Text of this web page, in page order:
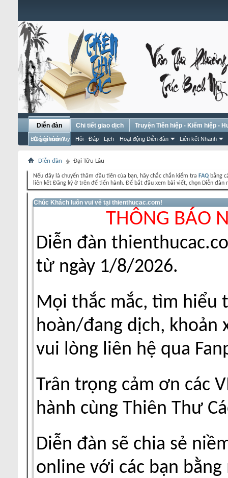
Diễn đàn
Bài gửi hôm nay Hỏi - Đáp Lịch Hoạt động Diễn đàn Liên kết Nhanh
Chi tiết giao dịch
Truyện Tiên hiệp - Kiếm hiệp -
Có gì mới?
Diễn đàn Đại Tửu Lâu
Nếu đây là chuyến thăm đầu tiên của bạn, hãy chắc chắn kiểm tra FAQ bằng
liên kết Đăng ký ở trên để tiến hành. Để bắt đầu xem bài viết, chọn Diễn
Chúc Khách luôn vui vẻ tại thienthucac.com!
THÔNG BÁO
Diễn đàn
từ ngày 1/8/2026.
Mọi thắc mắc, tìm hiểu
hoàn/đang dịch, khoản
vui lòng liên hệ qua
Trân trọng cảm ơn các
hành cùng Thiên Thư
Diễn đàn sẽ chia sẻ
online với các bạn